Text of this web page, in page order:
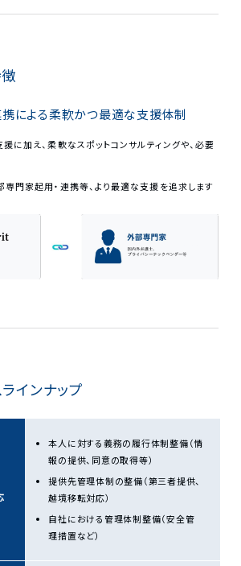
による柔軟かつ最適な支援体制
に加え、柔軟な​スポットコンサルティングや、必要
門家起用・連携等、より最適な支援を追求します​
インナップ
本人に対する義務の履行体制整備（情
報の提供、同意の取得等）
提供先管理体制の整備（第三者提供、
越境移転対応）
自社における管理体制整備（安全管
理措置など）